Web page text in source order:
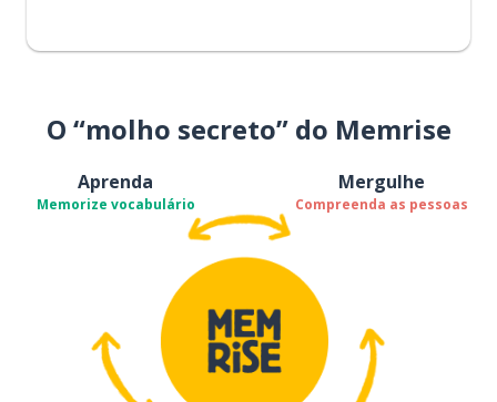
O “molho secreto” do Memrise
Aprenda
Memorize vocabulário
Mergulhe
Compreenda as pessoas